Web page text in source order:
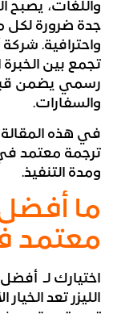
واللغات،
جدة ضرورة لكل
واحترافية. شركة
تجمع بين الخبرة
رسمي يضمن
والسفارات.
في هذه
ترجمة معتمد في
ومدة التنفيذ.
ما
معتمد
اختيارك لـ
الليزر تعد